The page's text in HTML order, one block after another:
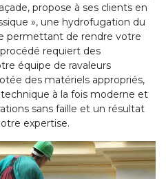
propose à ses clients en
», une hydrofugation du
permettant de rendre votre
requiert des
équipe de ravaleurs
des matériels appropriés,
à la fois moderne et
sans faille et un résultat
expertise.